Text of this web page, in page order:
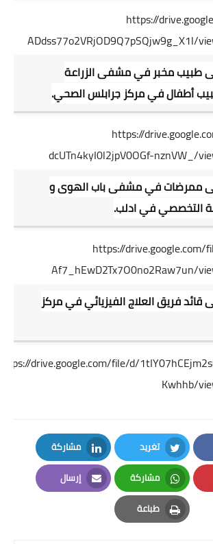
https://
ADdss77o2VRjOD9Q7pSQjw9g_X1l/
طبيب مخبر في مشفى الزراعة
أطفال في مركز جرابلس الصحي.
https://
dcUTn4kyI0l2jpV0OGf-nznVW_/
إلى ممرضات في مشفى باب الهوى و
التخصصي في ادلب.
https://
Af7_hEwD2Tx7O0no2Raw7un/
قائد فريق العلاج الفيزيائي في مركز
drive.google.com/file/d/
Kwhhb/
تغريد
Twitter
مشاركة
LinkedIn
مشاركة
Whatsapp
إرسال
Email
طباعة
Print